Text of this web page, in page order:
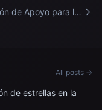
de Apoyo para la
All posts →
de estrellas en la